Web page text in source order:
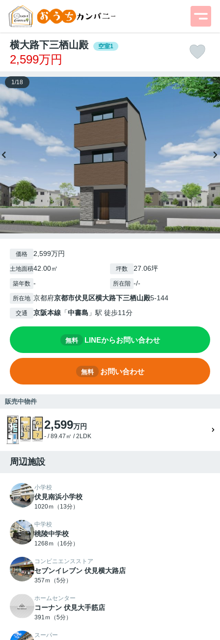
横大路下三栖山殿 空室1
2,599万円
1 /18
価格 2,599万円
土地面積42.00㎡ 坪数 27.06坪
築年数 - 所在階 -/-
所在地 京都府京都市伏見区横大路下三栖山殿5-144
交通 京阪本線 「中書島 」駅 徒歩11分
無料 LINEからお問い合わせ
無料 お問い合わせ
販売中物件
2,599万円
- / 89.47㎡ / 2LDK
周辺施設
小学校
伏見南浜小学校
1020ｍ（13分）
中学校
桃陵中学校
1268ｍ（16分）
コンビニエンスストア
セブンイレブン 伏見横大路店
357ｍ（5分）
ホームセンター
コーナン 伏見大手筋店
391ｍ（5分）
スーパー